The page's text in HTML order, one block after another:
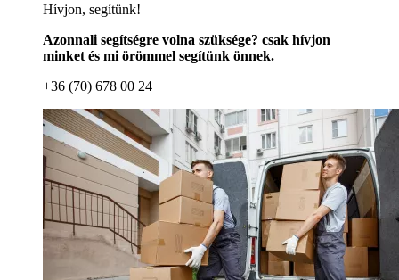
Hívjon, segítünk!
Azonnali segítségre volna szüksége? csak hívjon
minket és mi örömmel segítünk önnek.
+36 (70) 678 00 24